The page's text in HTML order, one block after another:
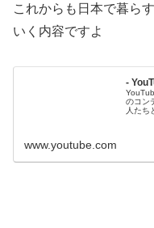
これからも日本で暮ら
いく内容ですよ
-
のコン
人たち
www.youtube.com